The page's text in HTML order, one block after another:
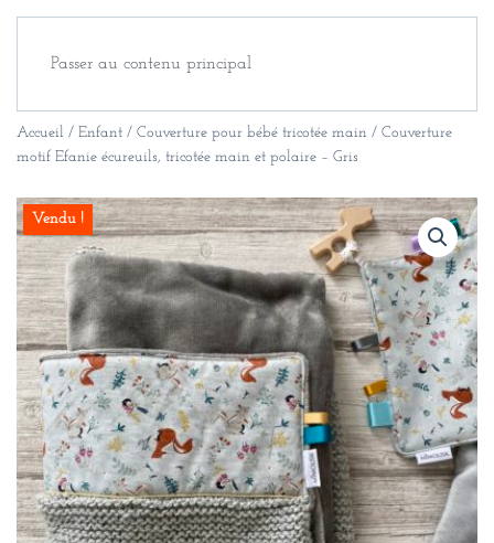
Passer au contenu principal
Accueil / Enfant / Couverture pour bébé tricotée main / Couverture
motif Efanie écureuils, tricotée main et polaire – Gris
Vendu !